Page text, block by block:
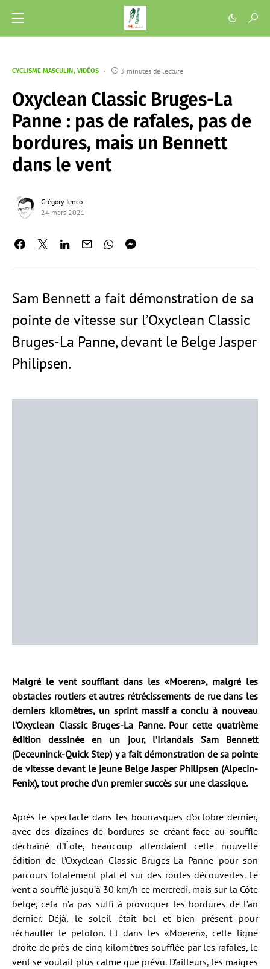
CYCLISME MASCULIN VIDÉOS 3 minutes de lecture
Oxyclean Classic Bruges-La
Panne : pas de rafales, pas de
bordures, mais un Bennett
dans le vent
Grégory Ienco
24 mars 2021
Sam Bennett a fait démonstration de sa
pointe de vitesse sur l’Oxyclean Classic
Bruges-La Panne, devant le Belge Jasper
Philipsen.
Malgré le vent soufflant dans les «Moeren», malgré les
obstacles routiers et autres rétrécissements de rue dans les
derniers kilomètres, un sprint massif a conclu à nouveau
l’Oxyclean Classic Bruges-La Panne. Pour cette quatrième
édition dessinée en un jour, l’Irlandais Sam Bennett
(Deceuninck-Quick Step) y a fait démonstration de sa pointe
de vitesse devant le jeune Belge Jasper Philipsen (Alpecin-
Fenix), tout proche d’un premier succès sur une classique.
Après le spectacle dans les bourrasques d’octobre dernier,
avec des dizaines de bordures se créant face au souffle
déchaîné d’Éole, beaucoup attendaient cette nouvelle
édition de l’Oxyclean Classic Bruges-La Panne pour son
parcours totalement plat et sur des routes découvertes. Le
vent a soufflé jusqu’à 30 km/h ce mercredi, mais sur la Côte
belge, cela n’a pas suffi à provoquer les bordures de l’an
dernier. Déjà, le soleil était bel et bien présent pour
réchauffer le peloton. Et dans les «Moeren», cette ligne
droite de près de cinq kilomètres soufflée par les rafales, le
vent se voulait plus calme que prévu. D’ailleurs, les maigres